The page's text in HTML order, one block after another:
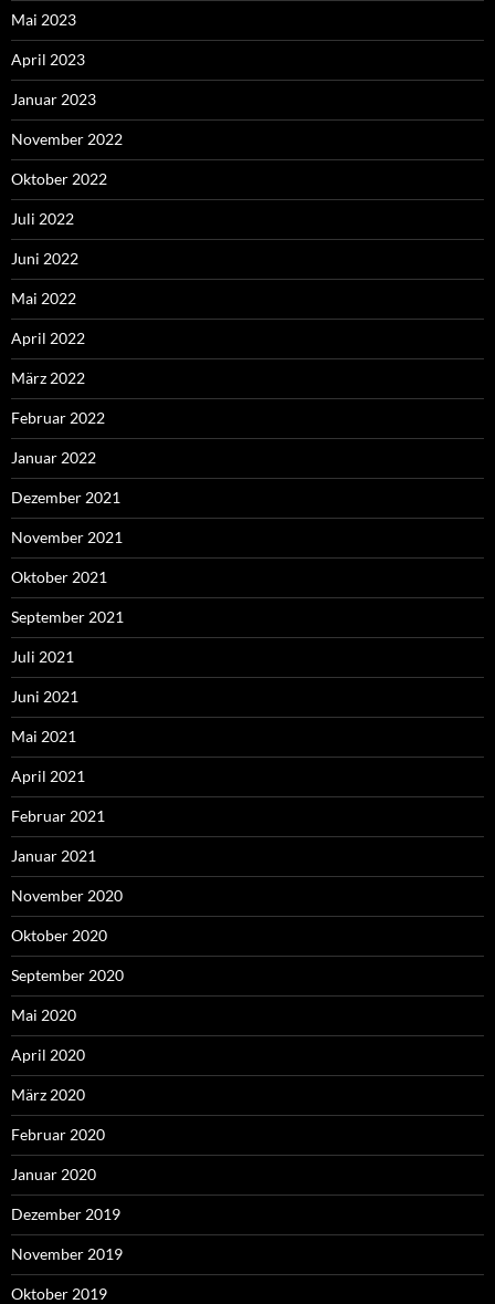
Mai 2023
April 2023
Januar 2023
November 2022
Oktober 2022
Juli 2022
Juni 2022
Mai 2022
April 2022
März 2022
Februar 2022
Januar 2022
Dezember 2021
November 2021
Oktober 2021
September 2021
Juli 2021
Juni 2021
Mai 2021
April 2021
Februar 2021
Januar 2021
November 2020
Oktober 2020
September 2020
Mai 2020
April 2020
März 2020
Februar 2020
Januar 2020
Dezember 2019
November 2019
Oktober 2019